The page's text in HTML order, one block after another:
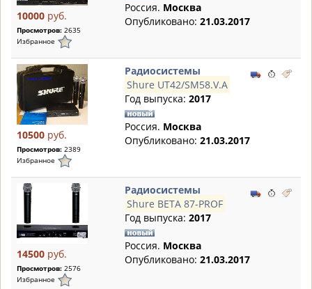
10000 руб.
Просмотров: 2635
Избранное
Россия. Москва
Опубликовано: 21.03.2017
10500 руб.
Просмотров: 2389
Избранное
Радиосистемы
Shure UT42/SM58.V.A
Год выпуска: 2017
Россия. Москва
Опубликовано: 21.03.2017
14500 руб.
Просмотров: 2576
Избранное
Радиосистемы
Shure BETA 87-PROF
Год выпуска: 2017
Россия. Москва
Опубликовано: 21.03.2017